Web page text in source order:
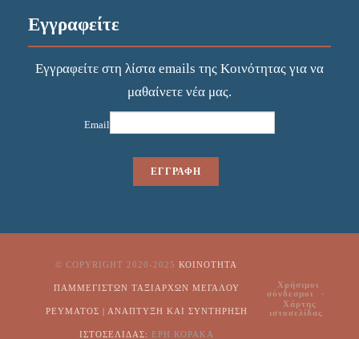
Εγγραφείτε
Εγγραφείτε στη λίστα emails της Κοινότητας για να
μαθαίνετε νέα μας.
Email
© COPYRIGHT 2020-2025 ΚΟΙΝΌΤΗΤΑ
ΠΑΜΜΕΓΊΣΤΩΝ ΤΑΞΙΑΡΧΏΝ ΜΕΓΆΛΟΥ
ΡΕΎΜΑΤΟΣ | ΑΝΑΠΤΥΞΗ ΚΑΙ ΣΥΝΤΗΡΗΣΗ
ΙΣΤΟΣΕΛΙΔΑΣ: ΕΡΗ ΚΟΡΑΚΑ
Χρήσιμοι
σύνδεσμοι
Χάρτης
ιστοσελίδας